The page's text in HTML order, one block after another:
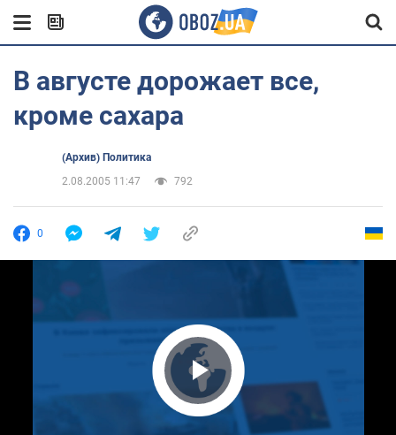
В августе дорожает все,
кроме сахара
(Архив) Политика
2.08.2005 11:47
792
0
Play Video